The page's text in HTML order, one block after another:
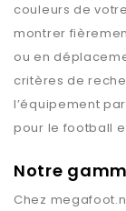
couleurs de
montrer
ou en
critères de
l’équipement
pour le football
Notre
Chez